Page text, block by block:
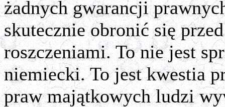
żadnych gwarancji
skutecznie obronić się
roszczeniami. To nie jest
niemiecki. To jest kwestia
praw majątkowych ludzi